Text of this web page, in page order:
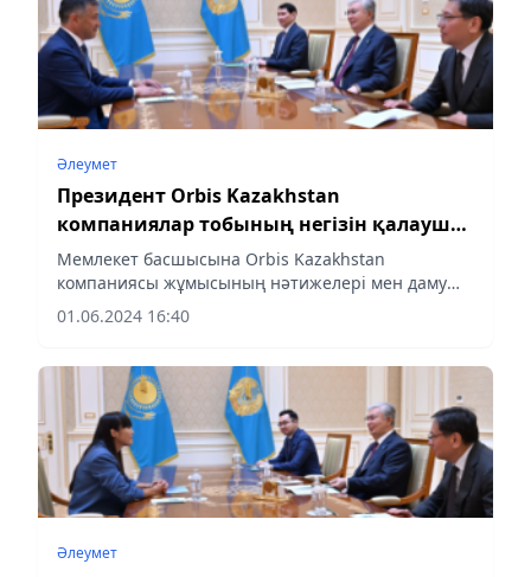
Әлеумет
Президент Orbis Kazakhstan
компаниялар тобының негізін қалаушы
Фаррух Махмудовты қабылдады
Мемлекет басшысына Orbis Kazakhstan
компаниясы жұмысының нәтижелері мен даму
перспективалары жөнінде мәлімет берілді.
01.06.2024 16:40
Әлеумет